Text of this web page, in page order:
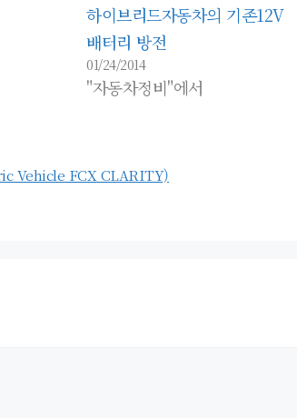
하이브리드자동차의 기존12V
배터리 방전
01/24/2014
"자동차정비"에서
Vehicle FCX CLARITY)